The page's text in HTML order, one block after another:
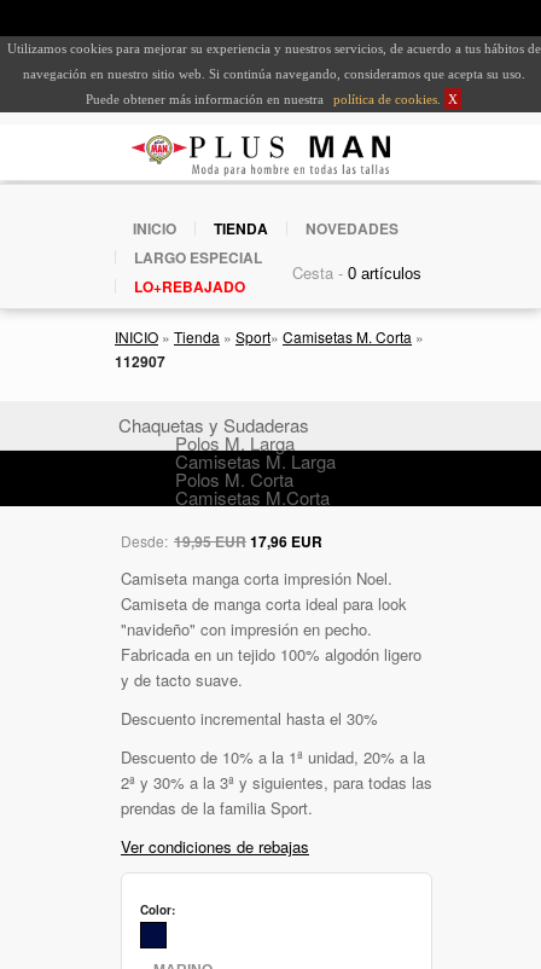
Utilizamos cookies para mejorar su experiencia y nuestros servicios, de acuerdo a tus hábitos de
navegación en nuestro sitio web. Si continúa navegando, consideramos que acepta su uso.
Puede obtener más información en nuestra
política de cookies X
INICIO TIENDA
NOVEDADES
LARGO ESPECIAL
LO+REBAJADO
Cesta -
INICIO » Tienda » Sport» Camisetas M. Corta »
112907
Chaquetas y Sudaderas
Polos M. Larga
Camisetas M. Larga
Polos M. Corta
Camisetas M.Corta
Desde: 19,95 EUR17,96 EUR
Camiseta manga corta impresión Noel.
Camiseta de manga corta ideal para look
"navideño" con impresión en pecho.
Fabricada en un tejido 100% algodón ligero
y de tacto suave.
Descuento incremental hasta el 30%
Descuento de 10% a la 1ª unidad, 20% a la
2ª y 30% a la 3ª y siguientes, para todas las
prendas de la familia Sport.
Ver condiciones de rebajas
Color: